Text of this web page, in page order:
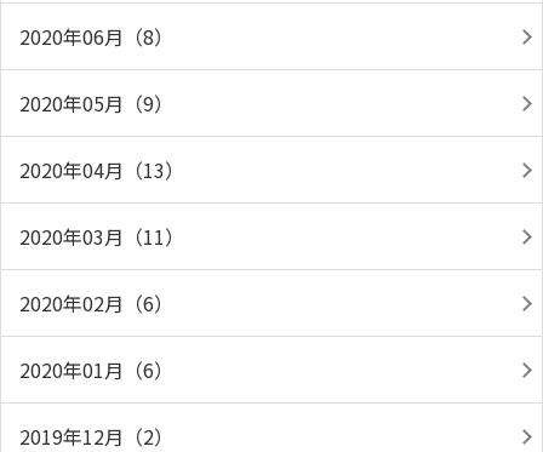
2020年06月（8）
2020年05月（9）
2020年04月（13）
2020年03月（11）
2020年02月（6）
2020年01月（6）
2019年12月（2）